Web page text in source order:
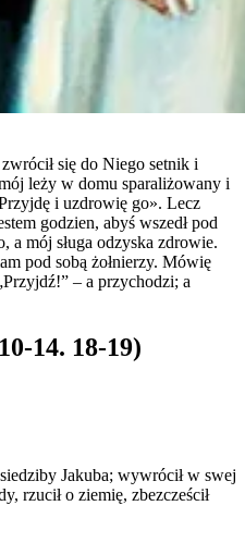
się do Niego setnik i
leży w domu sparaliżowany i
i uzdrowię go». Lecz
godzien, abyś wszedł pod
a mój sługa odzyska zdrowie.
pod sobą żołnierzy. Mówię
– a przychodzi; a
14. 18-19)
Jakuba; wywrócił w swej
rzucił o ziemię, zbezcześcił